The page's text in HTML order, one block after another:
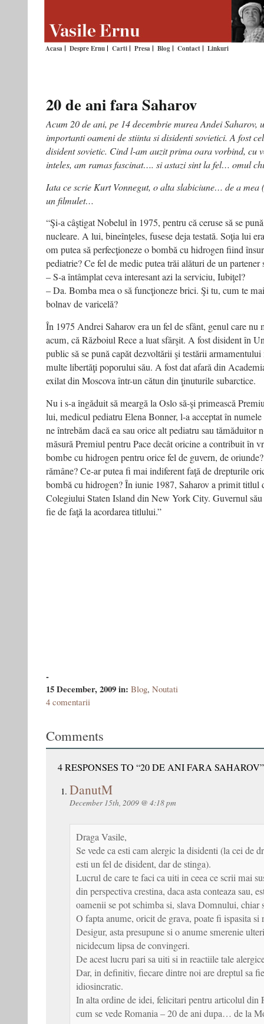
Acasa Despre Ernu Carti Presa Blog Contact Linkuri
20 de ani fara Saharov
Acum 20 de ani, pe 14 decembrie murea Andei Saharov,
importanti oameni de stiinta si disidenti sovietici. A fost
disident sovietic. Cind l-am auzit prima oara vorbind, cu
inteles, am ramas fascinat…. si astazi sint la fel… omul
Iata ce scrie Kurt Vonnegut, o alta slabiciune… de a
un filmulet…
“Şi-a câştigat Nobelul în 1975, pentru că ceruse să se
nucleare. A lui, bineînţeles, fusese deja testată. Soţia lui
om putea să perfecţioneze o bombă cu hidrogen fiind
pediatrie? Ce fel de medic putea trăi alături de un partener
– S-a întâmplat ceva interesant azi la serviciu, Iubiţel?
– Da. Bomba mea o să funcţioneze brici. Şi tu, cum te
bolnav de varicelă?
În 1975 Andrei Saharov era un fel de sfânt, genul care nu
acum, că Războiul Rece a luat sfârşit. A fost disident în
public să se pună capăt dezvoltării şi testării
multe libertăţi poporului său. A fost dat afară din
exilat din Moscova într-un cătun din ţinuturile subarctice.
Nu i s-a îngăduit să meargă la Oslo să-şi primească
lui, medicul pediatru Elena Bonner, l-a acceptat în
ne întrebăm dacă ea sau orice alt pediatru sau tămăduitor
măsură Premiul pentru Pace decât oricine a contribuit în
bombe cu hidrogen pentru orice fel de guvern, de
rămâne? Ce-ar putea fi mai indiferent faţă de drepturile
bombă cu hidrogen? În iunie 1987, Saharov a primit titlul
Colegiului Staten Island din New York City. Guvernul său
fie de faţă la acordarea titlului.”
-
15 December, 2009in: Blog, Noutati
4 comentarii
Comments
4 RESPONSES TO “20 DE ANI FARA SAHAROV”
DanutM
December 15th, 2009 @ 4:18 pm
Draga Vasile,
Se vede ca esti cam alergic la disidenti (la cei de
esti un fel de disident, dar de stinga).
Lucrul de care te faci ca uiti in ceea ce scrii mai
din perspectiva crestina, daca asta conteaza sau,
oamenii se pot schimba si, slava Domnului, chiar
O fapta anume, oricit de grava, poate fi ispasita si
Desigur, asta presupune si o anume smerenie
nicidecum lipsa de convingeri.
De acest lucru pari sa uiti si in reactiile tale
Dar, in definitiv, fiecare dintre noi are dreptul sa
idiosincratic.
In alta ordine de idei, felicitari pentru articolul din
cum se vede Romania – 20 de ani dupa… de la